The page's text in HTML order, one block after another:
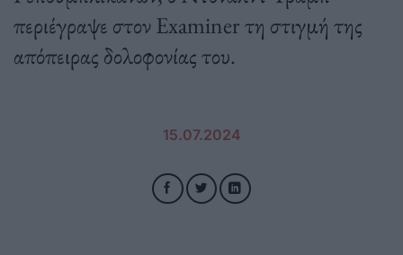
περιέγραψε στον Examiner τη στιγμή της
απόπειρας δολοφονίας του.
15.07.2024